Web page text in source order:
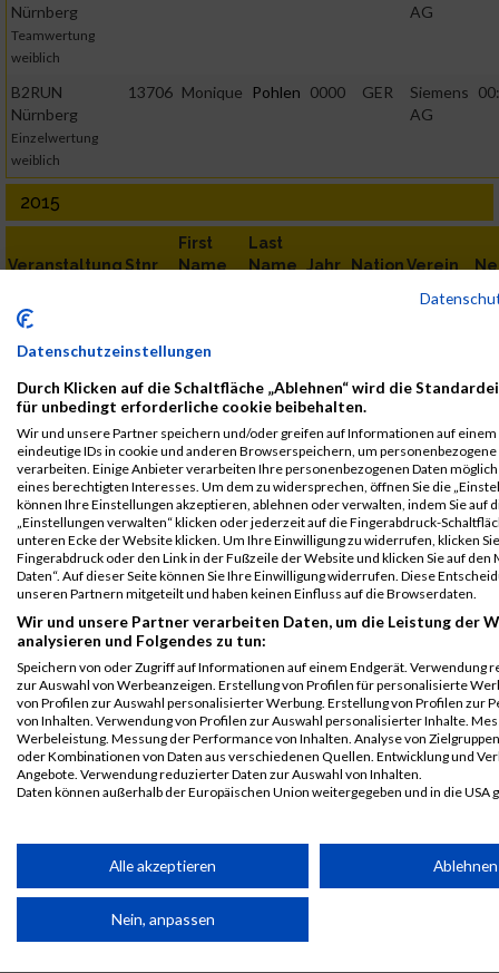
Nürnberg
Teamwertung
weiblich
AG
B2RUN
Nürnberg
Einzelwertung
weiblich
13706 Monique Pohlen 0000 GER
Siemens
AG
2015
Veranstaltung Stnr
First
Name
Last
Name Jahr NationVerein
Nürnberg
B2RUN Nürnberg
Siemens
B2Run
Nürnberg
weiblich
13725 Monique Pohlen 0000 GER
Siemens
B2Run
Nürnberg
Teamwertung
mixed
13725 Monique Pohlen 0000 GER
Siemens
AG
B2Run
Teamwertung
weiblich
13725 Monique Pohlen 0000 GER
Siemens
Legende:
GPos = Geschlechter Position, KPos = Kategorie Position, TPos =
Team Position, DNS = Did not start, DNF = Did not finish, DQ =
Disqualifiziert
Datenschutzeinstellungen
Durch Klicken auf die Schaltfläche „Ablehnen“ wird die
für unbedingt erforderliche cookie beibehalten.
Wir und unsere Partner speichern und/oder greifen auf Informationen auf einem
eindeutige IDs in cookie und anderen Browserspeichern, um personenbezogene
verarbeiten. Einige Anbieter verarbeiten Ihre personenbezogenen Daten
eines berechtigten Interesses. Um dem zu widersprechen, öffnen Sie die
können Ihre Einstellungen akzeptieren, ablehnen oder verwalten, indem Sie auf
„Einstellungen verwalten“ klicken oder jederzeit auf die Fingerabdruck-
unteren Ecke der Website klicken. Um Ihre Einwilligung zu widerrufen, klicken
Fingerabdruck oder den Link in der Fußzeile der Website und klicken Sie auf den
Daten“. Auf dieser Seite können Sie Ihre Einwilligung widerrufen. Diese
unseren Partnern mitgeteilt und haben keinen Einfluss auf die Browserdaten.
Wir und unsere Partner verarbeiten Daten, um die Leistung der
analysieren und Folgendes zu tun:
Speichern von oder Zugriff auf Informationen auf einem Endgerät. Verwendung
zur Auswahl von Werbeanzeigen. Erstellung von Profilen für personalisierte
von Profilen zur Auswahl personalisierter Werbung. Erstellung von Profilen zur
von Inhalten. Verwendung von Profilen zur Auswahl personalisierter Inhalte.
Werbeleistung. Messung der Performance von Inhalten. Analyse von
oder Kombinationen von Daten aus verschiedenen Quellen. Entwicklung und
Angebote. Verwendung reduzierter Daten zur Auswahl von Inhalten.
Daten können außerhalb der Europäischen Union weitergegeben und in die USA
Partnerliste anzeigen (1 IAB-Anbieter)
Wir nutzen Ihre Daten für folgende Zwecke:
IAB-Verarbeitungszwecke:
Alle akzeptieren Ablehnen
Nein, anpassen